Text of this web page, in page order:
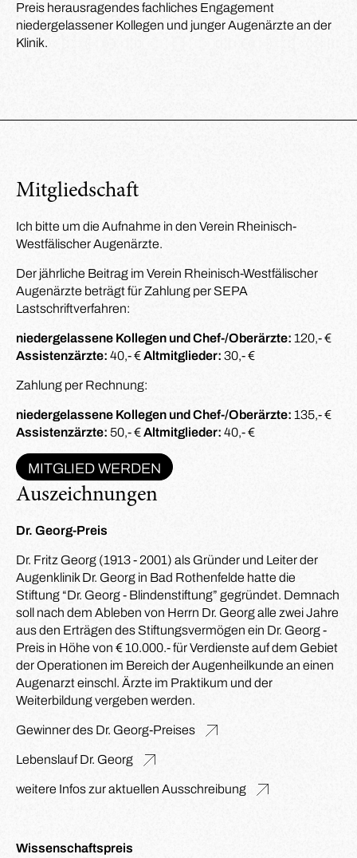
Preis herausragendes fachliches Engagement
niedergelassener Kollegen und junger Augenärzte an der
Klinik.
Mitgliedschaft
Ich bitte um die Aufnahme in den Verein Rheinisch-
Westfälischer Augenärzte.
Der jährliche Beitrag im Verein Rheinisch-Westfälischer
Augenärzte beträgt für Zahlung per SEPA
Lastschriftverfahren:
niedergelassene Kollegen und Chef-/Oberärzte: 120,- €
Assistenzärzte: 40,- €Altmitglieder: 30,- €
Zahlung per Rechnung:
niedergelassene Kollegen und Chef-/Oberärzte: 135,- €
Assistenzärzte: 50,- €Altmitglieder: 40,- €
MITGLIED WERDEN
Auszeichnungen
Dr. Georg-Preis
Dr. Fritz Georg (1913 - 2001) als Gründer und Leiter der
Augenklinik Dr. Georg in Bad Rothenfelde hatte die
Stiftung “Dr. Georg - Blindenstiftung” gegründet. Demnach
soll nach dem Ableben von Herrn Dr. Georg alle zwei Jahre
aus den Erträgen des Stiftungsvermögen ein Dr. Georg -
Preis in Höhe von € 10.000.- für Verdienste auf dem Gebiet
der Operationen im Bereich der Augenheilkunde an einen
Augenarzt einschl. Ärzte im Praktikum und der
Weiterbildung vergeben werden.
Gewinner des Dr. Georg-Preises
Lebenslauf Dr. Georg
weitere Infos zur aktuellen Ausschreibung
Wissenschaftspreis